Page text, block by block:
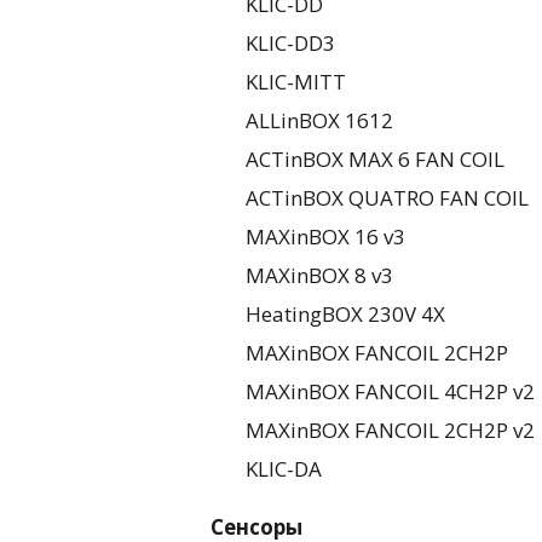
KLIC-DD3
KLIC-MITT
ALLinBOX 1612
ACTinBOX MAX 6 FAN COIL
ACTinBOX QUATRO FAN COIL
MAXinBOX 16 v3
MAXinBOX 8 v3
HeatingBOX 230V 4X
MAXinBOX FANCOIL 2CH2P
MAXinBOX FANCOIL 4CH2P v2
MAXinBOX FANCOIL 2CH2P v2
KLIC-DA
Сенсоры